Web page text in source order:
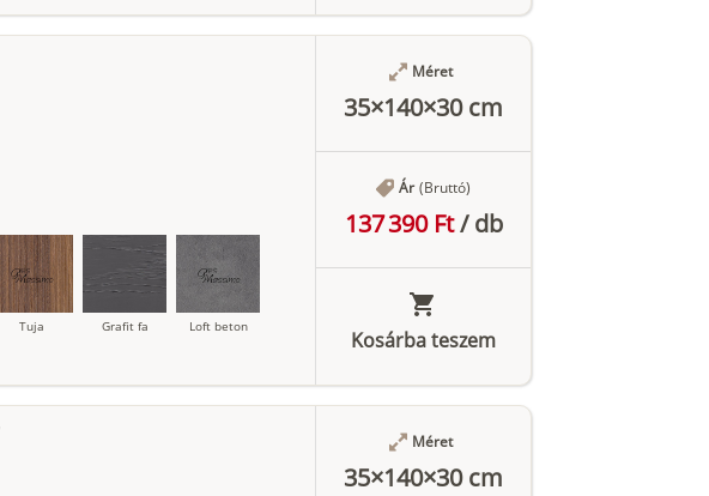
Tuja Grafit fa Loft beton
Méret
35×140×30 cm
Ár (Bruttó)
137 390 Ft/db
Kosárba teszem
Méret
35×140×30 cm